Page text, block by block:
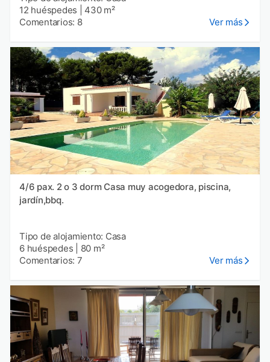
12 huéspedes
430 m²
Comentarios: 8
Ver más
4/6 pax. 2 o 3 dorm Casa muy acogedora, piscina,
jardín,bbq.
Tipo de alojamiento: Casa
6 huéspedes
80 m²
Comentarios: 7
Ver más